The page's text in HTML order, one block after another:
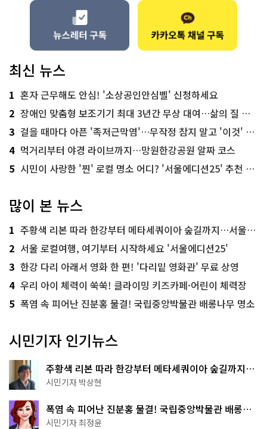
최신 뉴스
1 혼자 근무해도 안심! '소상공인안심벨' 신청하세요
2 장애인 맞춤형 보조기기 최대 3년간 무상 대여…삶의 질 높인다
3 걸을 때마다 아픈 '족저근막염'…무작정 참지 말고 '이것' 해보세요!
4 먹거리부터 야경 라이브까지…망원한강공원 알짜 코스
5 시민이 사랑한 '찐' 로컬 명소 어디? '서울에디션25' 추천 코스
많이 본 뉴스
1 주황색 리본 따라 한강부터 메타세쿼이아 숲길까지…서울둘레길 15코스
2 서울 로컬여행, 여기부터 시작하세요 '서울에디션25'
3 한강 다리 아래서 영화 한 편! '다리밑 영화관' 무료 상영
4 우리 아이 체력이 쑥쑥! 클라이밍 키즈카페·어린이 체력장
5 폭염 속 피어난 진분홍 물결! 국립중앙박물관 배롱나무 명소
시민기자 인기뉴스
주황색 리본 따라 한강부터 메타세쿼이아 숲길까지…
서울둘레길 15코스
시민기자 박상현
폭염 속 피어난 진분홍 물결! 국립중앙박물관 배롱나
무 명소
시민기자 최정윤